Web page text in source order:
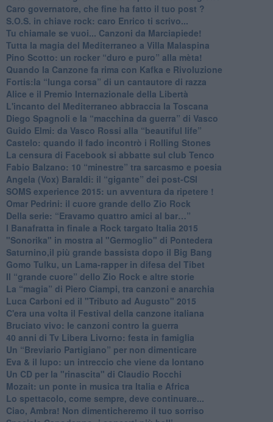
Caro governatore, che fine ha fatto il tuo post ?
S.O.S. in chiave rock: caro Enrico ti scrivo...
Tu chiamale se vuoi... Canzoni da Marciapiede!
​Tutta la magia del Mediterraneo a Villa Malaspina
​Pino Scotto: un rocker “duro e puro” alla mèta!
​Quando la Canzone fa rima con Kafka e Rivoluzione
​Fortis:la “lunga corsa” di un cantautore di razza
Alice e il Premio Internazionale della Libertà
​L'incanto del Mediterraneo abbraccia la Toscana
​Diego Spagnoli e la “macchina da guerra” di Vasco
​Guido Elmi: da Vasco Rossi alla “beautiful life”
​Castelo: quando il fado incontrò i Rolling Stones
La censura di Facebook si abbatte sul club Tenco
Fabio Balzano: 10 “minestre” tra sarcasmo e poesia
Angela (Vox) Baraldi: il “gigante” dei post-CSI
​SOMS experience 2015: un avventura da ripetere !
Omar Pedrini: il cuore grande dello Zio Rock
Della serie: “Eravamo quattro amici al bar…”
I Banafratta in finale a Rock targato Italia 2015
"Sonorika" in mostra al "Germoglio" di Pontedera
​Saturnino,il più grande bassista dopo il Big Bang
​Gomo Tulku, un Lama-rapper in difesa del Tibet
​Il “grande cuore” dello Zio Rock e altre storie
La “magia” di Piero Ciampi, tra canzoni e anarchia
Luca Carboni ed il "Tributo ad Augusto" 2015
C'era una volta il Festival della canzone italiana
Bruciato vivo: le canzoni contro la guerra
40 anni di Tv Libera Livorno: festa in famiglia
Un “Breviario Partigiano” per non dimenticare
Eva & il lupo: un intreccio che viene da lontano
Un CD per la "rinascita" di Claudio Rocchi
Mozait: un ponte in musica tra Italia e Africa
Lo spettacolo, come sempre, deve continuare...
Ciao, Ambra! Non dimenticheremo il tuo sorriso